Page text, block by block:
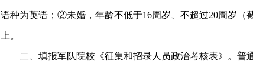
语种为英语；②未婚，年龄不低于16周岁、不超过20周岁（
上。
二、填报军队院校《征集和招录人员政治考核表》。